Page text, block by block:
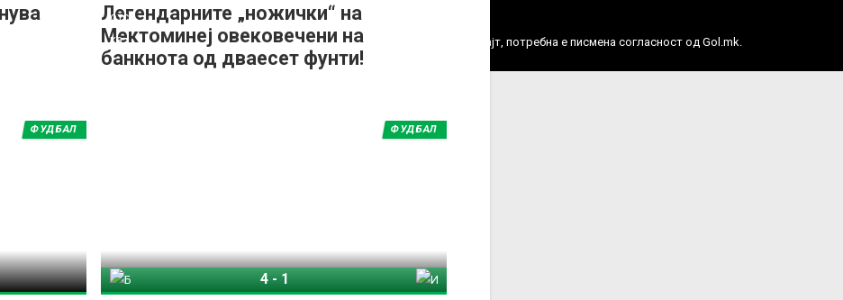
Легендарните „ножички“ на
Мектоминеј овековечени на
банкнота од дваесет фунти!
ФУДБАЛ ФУДБАЛ
4-1
на Gol.mk се заштитени со Законот за авторското право и сродните права.
или комерцијална употреба на текстови, фотографии или податоци од овој веб сајт, потребна е писмена согласност од Gol.mk.